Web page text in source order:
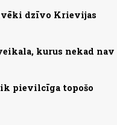
dzīvo Krievijas
kurus nekad nav
pievilcīga topošo